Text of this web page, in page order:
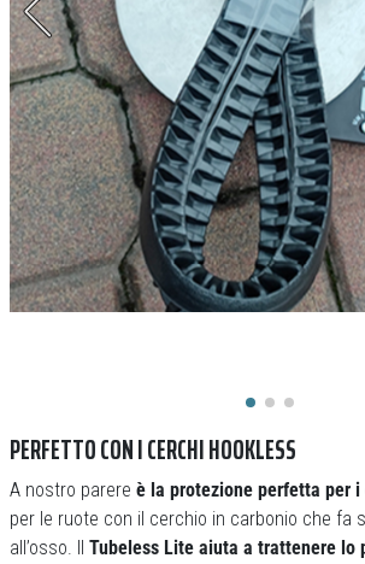
PERFETTO CON I CERCHI HOOKLESS
A nostro parere è la protezione perfetta per
per le ruote con il cerchio in carbonio che fa
all’osso. Il Tubeless Lite aiuta a trattenere lo